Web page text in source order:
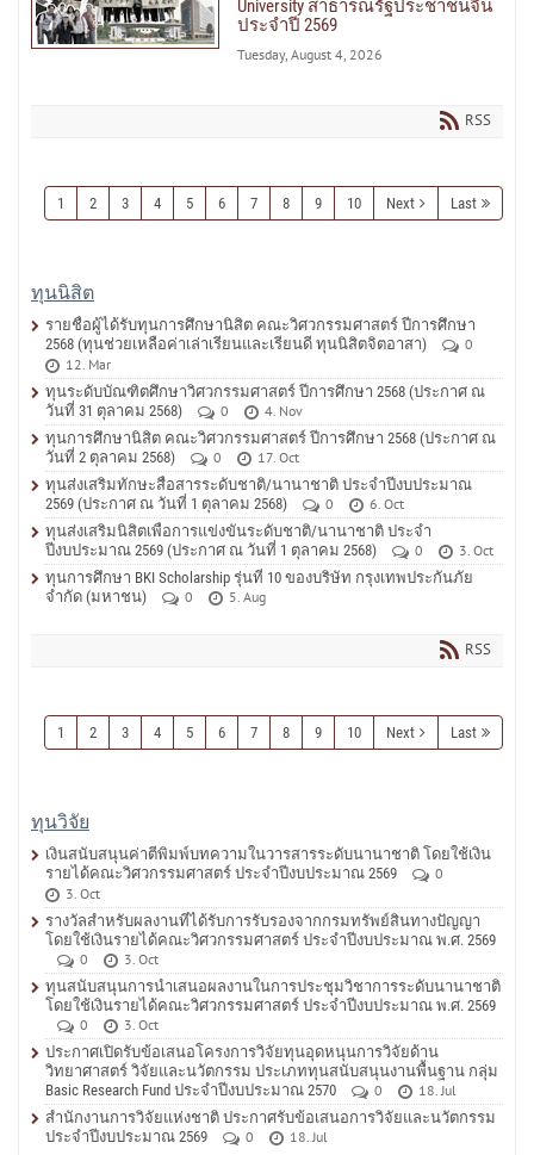
University สาธารณรัฐประชาชนจีน
ประจำปี 2569
Tuesday, August 4, 2026
RSS
1 2 3 4 5 6 7 8 9 10 Next Last
ทุนนิสิต
รายชื่อผู้ได้รับทุนการศึกษานิสิต คณะวิศวกรรมศาสตร์ ปีการศึกษา
2568 (ทุนช่วยเหลือค่าเล่าเรียนและเรียนดี ทุนนิสิตจิตอาสา)
0
12. Mar
ทุนระดับบัณฑิตศึกษาวิศวกรรมศาสตร์ ปีการศึกษา 2568 (ประกาศ ณ
วันที่ 31 ตุลาคม 2568)
0
4. Nov
ทุนการศึกษานิสิต คณะวิศวกรรมศาสตร์ ปีการศึกษา 2568 (ประกาศ ณ
วันที่ 2 ตุลาคม 2568)
0
17. Oct
ทุนส่งเสริมทักษะสื่อสารระดับชาติ/นานาชาติ ประจำปีงบประมาณ
2569 (ประกาศ ณ วันที่ 1 ตุลาคม 2568)
0
6. Oct
ทุนส่งเสริมนิสิตเพื่อการแข่งขันระดับชาติ/นานาชาติ ประจำ
ปีงบประมาณ 2569 (ประกาศ ณ วันที่ 1 ตุลาคม 2568)
0
3. Oct
ทุนการศึกษา BKI Scholarship รุ่นที่ 10 ของบริษัท กรุงเทพประกันภัย
จำกัด (มหาชน)
0 5. Aug
RSS
1 2 3 4 5 6 7 8 9 10 Next Last
ทุนวิจัย
เงินสนับสนุนค่าตีพิมพ์บทความในวารสารระดับนานาชาติ โดยใช้เงิน
รายได้คณะวิศวกรรมศาสตร์ ประจำปีงบประมาณ 2569
0
3. Oct
รางวัลสำหรับผลงานที่ได้รับการรับรองจากกรมทรัพย์สินทางปัญญา
โดยใช้เงินรายได้คณะวิศวกรรมศาสตร์ ประจำปีงบประมาณ พ.ศ. 2569
0
3. Oct
ทุนสนับสนุนการนำเสนอผลงานในการประชุมวิชาการระดับนานาชาติ
โดยใช้เงินรายได้คณะวิศวกรรมศาสตร์ ประจำปีงบประมาณ พ.ศ. 2569
0
3. Oct
ประกาศเปิดรับข้อเสนอโครงการวิจัยทุนอุดหนุนการวิจัยด้าน
วิทยาศาสตร์ วิจัยและนวัตกรรม ประเภททุนสนับสนุนงานพื้นฐาน กลุ่ม
Basic Research Fund ประจำปีงบประมาณ 2570
0
18. Jul
สำนักงานการวิจัยแห่งชาติ ประกาศรับข้อเสนอการวิจัยและนวัตกรรม
ประจำปีงบประมาณ 2569
0 18. Jul